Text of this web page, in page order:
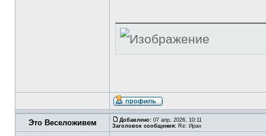
Это Веселоживем Добавлено: 07 апр, 2026, 10:11
Заголовок сообщения: Re: Иран